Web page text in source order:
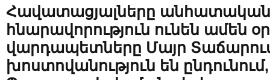
Հավատացյալները
հնարավորություն ունեն ամեն
վարդապետները Մայր
խոստովանություն են